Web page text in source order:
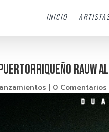
INICIO
RAUW
| 0 Comentarios